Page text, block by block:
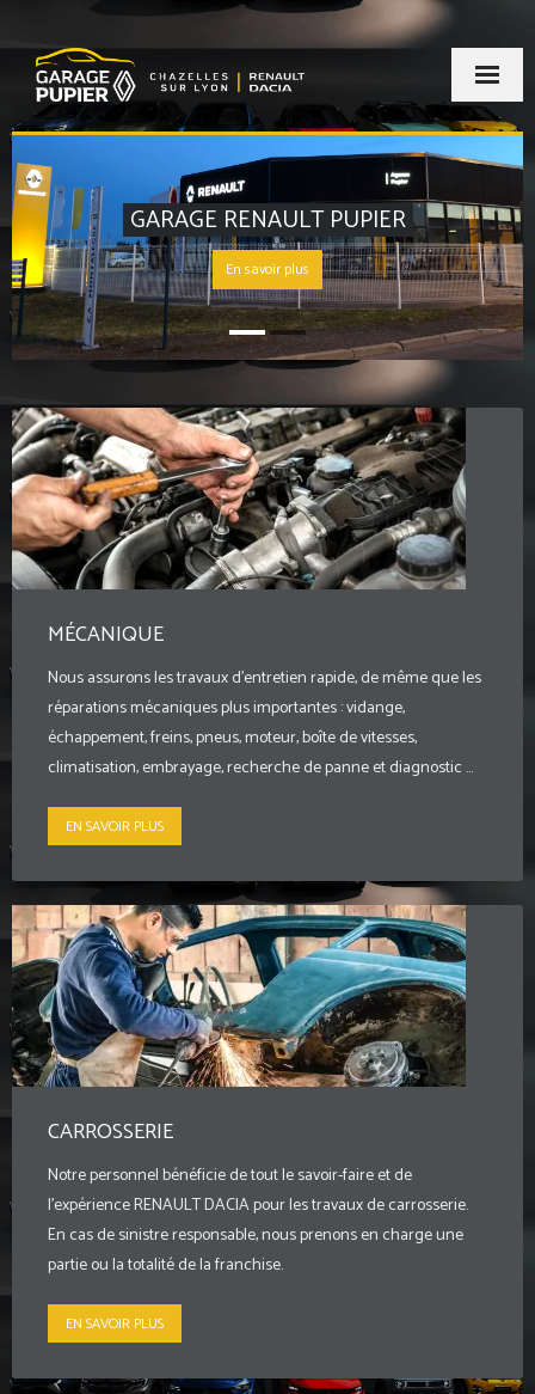
Accueil
Notre garage
Nos véhicules
Contact
GARAGE RENAULT PUPIER
En savoir plus
MÉCANIQUE
Nous assurons les travaux d’entretien rapide, de même que les
réparations mécaniques plus importantes : vidange,
échappement, freins, pneus, moteur, boîte de vitesses,
climatisation, embrayage, recherche de panne et diagnostic ...
EN SAVOIR PLUS
CARROSSERIE
Notre personnel bénéficie de tout le savoir-faire et de
l’expérience RENAULT DACIA pour les travaux de carrosserie.
En cas de sinistre responsable, nous prenons en charge une
partie ou la totalité de la franchise.
EN SAVOIR PLUS